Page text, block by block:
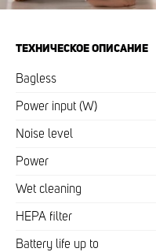
ТЕХНИЧЕСКОЕ ОПИСАНИЕ
Bagless
Power input (W)
Noise level
Power
Wet cleaning
HEPA filter
Battery life up to